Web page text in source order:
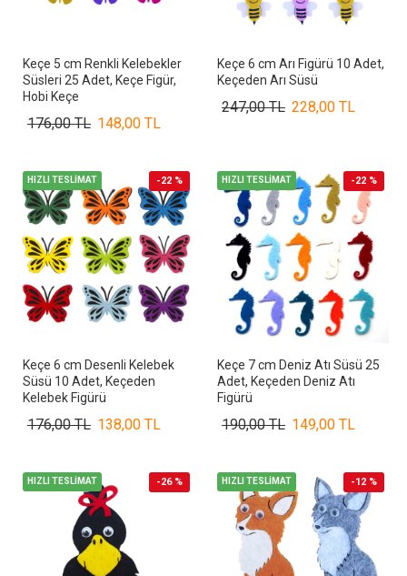
Keçe 5 cm Renkli Kelebekler
Süsleri 25 Adet, Keçe Figür,
Hobi Keçe
148,00 TL
176,00 TL
Keçe 6 cm Arı Figürü 10 Adet,
Keçeden Arı Süsü
228,00 TL
247,00 TL
HIZLI TESLİMAT -22 %
Keçe 6 cm Desenli Kelebek
Süsü 10 Adet, Keçeden
Kelebek Figürü
138,00 TL
176,00 TL
HIZLI TESLİMAT -22 %
Keçe 7 cm Deniz Atı Süsü 25
Adet, Keçeden Deniz Atı
Figürü
149,00 TL
190,00 TL
HIZLI TESLİMAT -26 % HIZLI TESLİMAT -12 %